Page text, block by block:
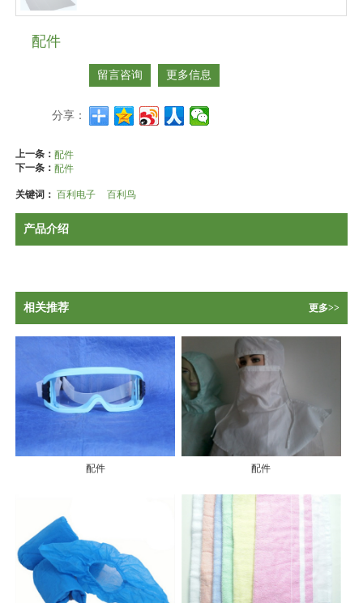
配件
留言咨询 更多信息
分享：
上一条：配件
下一条：配件
关键词：百利电子 百利鸟
产品介绍
相关推荐 更多>>
配件 配件